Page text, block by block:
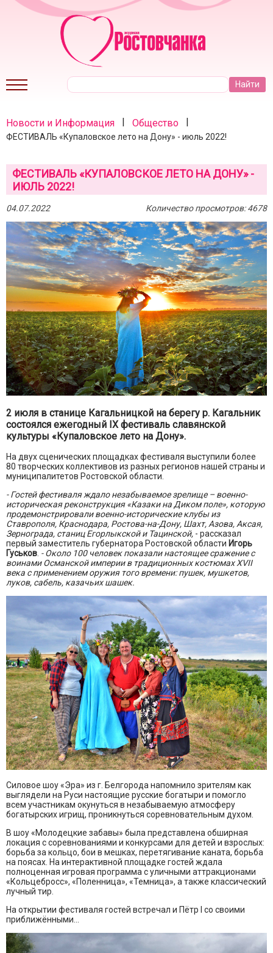
Новости и Информация | Общество |
ФЕСТИВАЛЬ «Купаловское лето на Дону» - июль 2022!
ФЕСТИВАЛЬ «КУПАЛОВСКОЕ ЛЕТО НА ДОНУ» -
ИЮЛЬ 2022!
04.07.2022 Количество просмотров: 4678
2 июля в станице Кагальницкой на берегу р. Кагальник
состоялся ежегодный IX фестиваль славянской
культуры «Купаловское лето на Дону».
На двух сценических площадках фестиваля выступили более
80 творческих коллективов из разных регионов нашей страны и
муниципалитетов Ростовской области.
- Гостей фестиваля ждало незабываемое зрелище – военно-
историческая реконструкция «Казаки на Диком поле», которую
продемонстрировали военно-исторические клубы из
Ставрополя, Краснодара, Ростова-на-Дону, Шахт, Азова, Аксая,
Зернограда, станиц Егорлыкской и Тацинской, - рассказал
первый заместитель губернатора Ростовской области Игорь
Гуськов - Около 100 человек показали настоящее сражение с
воинами Османской империи в традиционных костюмах XVII
века с применением оружия того времени: пушек, мушкетов,
луков, сабель, казачьих шашек.
Силовое шоу «Эра» из г. Белгорода напомнило зрителям как
выглядели на Руси настоящие русские богатыри и помогло
всем участникам окунуться в незабываемую атмосферу
богатырских игрищ, проникнуться соревновательным духом.
В шоу «Молодецкие забавы» была представлена обширная
локация с соревнованиями и конкурсами для детей и взрослых:
борьба за кольцо, бои в мешках, перетягивание каната, борьба
на поясах. На интерактивной площадке гостей ждала
полноценная игровая программа с уличными аттракционами
«Кольцебросс», «Поленница», «Темница», а также классический
лучный тир.
На открытии фестиваля гостей встречал и Пётр I со своими
приближёнными...